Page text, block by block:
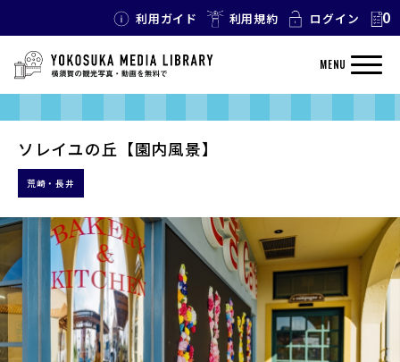
利用ガイド 利用規約 ログイン 0
MENU
ソレイユの丘【園内風景】
荒崎・長井